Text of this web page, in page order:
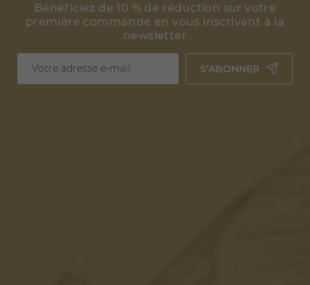
Bénéficiez de 10 % de réduction sur votre
première commande en vous inscrivant à la
newsletter
S’ABONNER